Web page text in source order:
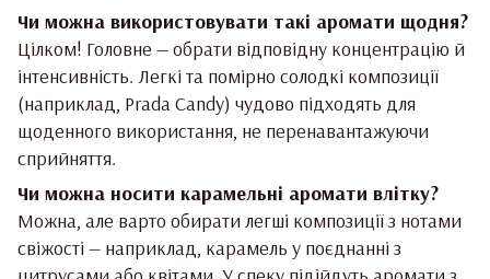
Чи можна використовувати такі аромати щодня?
Цілком! Головне — обрати відповідну концентрацію й
інтенсивність. Легкі та помірно солодкі композиції
(наприклад, Prada Candy) чудово підходять для
щоденного використання, не перенавантажуючи
сприйняття.
Чи можна носити карамельні аромати влітку?
Можна, але варто обирати легші композиції з нотами
свіжості — наприклад, карамель у поєднанні з